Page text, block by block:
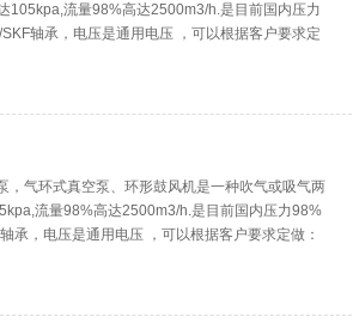
105kpa,流量98%高达2500m3/h.是目前国内压力
轴承，电压是通用电压 ，可以根据客户要求定
气环式真空泵、环形鼓风机是一种吹气或吸气两
流量98%高达2500m3/h.是目前国内压力98%
承，电压是通用电压 ，可以根据客户要求定做：